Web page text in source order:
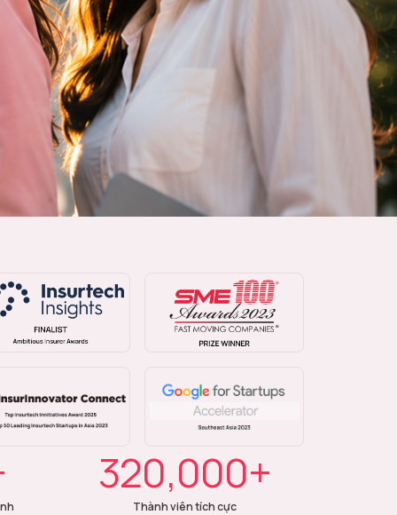
320,000+
Thành viên tích cực